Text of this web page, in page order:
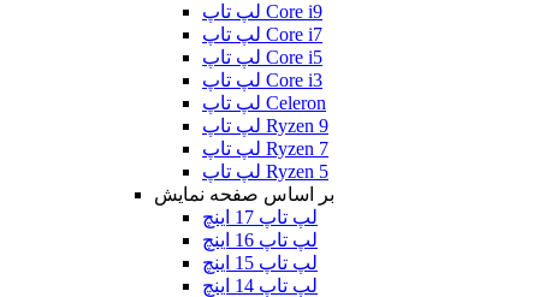
لپ تاپ Core i9
لپ تاپ Core i7
لپ تاپ Core i5
لپ تاپ Core i3
لپ تاپ Celeron
لپ تاپ Ryzen 9
لپ تاپ Ryzen 7
لپ تاپ Ryzen 5
بر اساس صفحه نمایش
لپ تاپ 17 اینچ
لپ تاپ 16 اینچ
لپ تاپ 15 اینچ
لپ تاپ 14 اینچ